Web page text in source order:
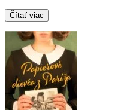
Čítať viac